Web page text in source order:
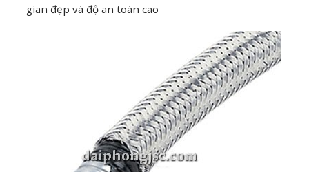
gian đẹp và độ an toàn cao